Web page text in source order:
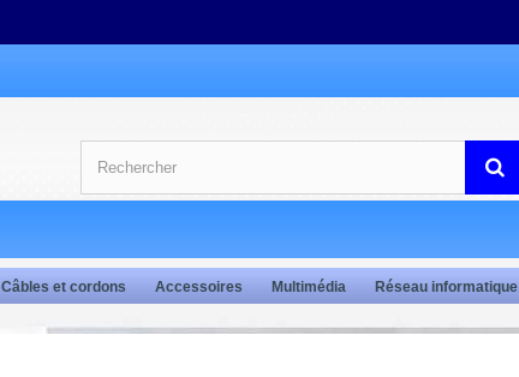
Câbles et cordons Accessoires Multimédia Réseau informatique